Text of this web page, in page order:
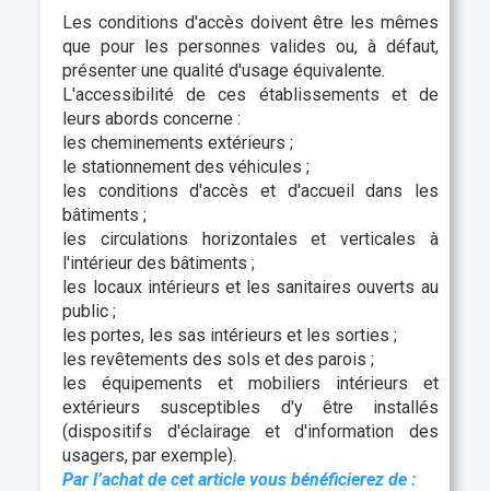
Les conditions d'accès doivent être les mêmes
que pour les personnes valides ou, à défaut,
présenter une qualité d'usage équivalente.
L'accessibilité de ces établissements et de
leurs abords concerne :
les cheminements extérieurs ;
le stationnement des véhicules ;
les conditions d'accès et d'accueil dans les
bâtiments ;
les circulations horizontales et verticales à
l'intérieur des bâtiments ;
les locaux intérieurs et les sanitaires ouverts au
public ;
les portes, les sas intérieurs et les sorties ;
les revêtements des sols et des parois ;
les équipements et mobiliers intérieurs et
extérieurs susceptibles d'y être installés
(dispositifs d'éclairage et d'information des
usagers, par exemple).
Par l’achat de cet article vous bénéficierez de :